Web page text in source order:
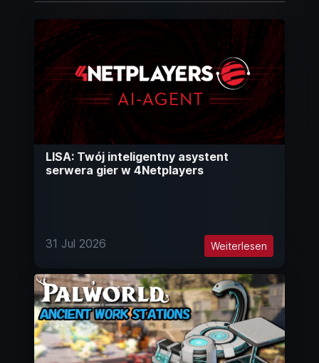
LISA: Twój inteligentny asystent
serwera gier w 4Netplayers
31 Jul 2026 Weiterlesen